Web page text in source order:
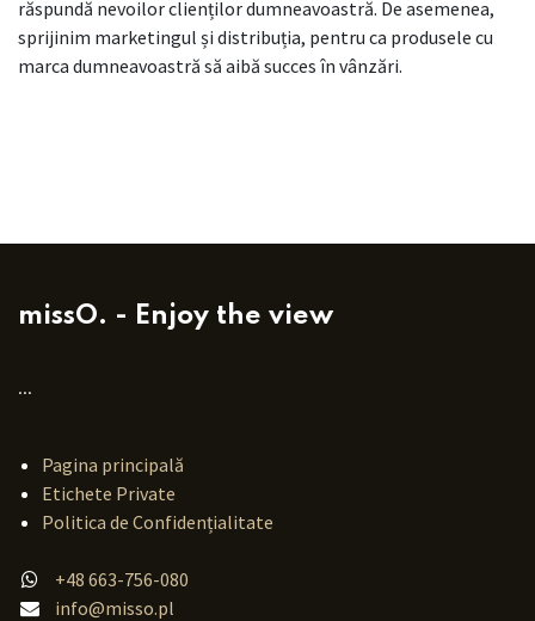
răspundă nevoilor clienților dumneavoastră. De asemenea,
sprijinim marketingul și distribuția, pentru ca produsele cu
marca dumneavoastră să aibă succes în vânzări.
missO. - Enjoy the view
...
Pagina principală
Etichete Private
Politica de Confidențialitate
+48 663-756-080
info@misso.pl